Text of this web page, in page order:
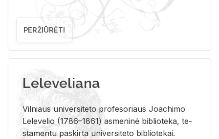
PERŽIŪRĖTI
Leleveliana
Vil­niaus uni­ver­si­te­to pro­fe­so­riaus Jo­a­chi­mo
Le­le­ve­lio (1786–1861) as­me­ni­nė bi­b­lio­te­ka, te­
sta­men­tu pa­skir­ta uni­ver­si­te­to bi­b­lio­te­kai.